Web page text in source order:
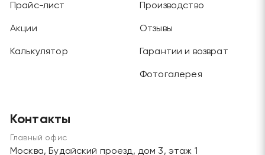
Прайс-лист
Акции
Калькулятор
Производство
Отзывы
Гарантии и возврат
Фотогалерея
Контакты
Главный офис
Москва, Будайский проезд, дом 3, этаж 1